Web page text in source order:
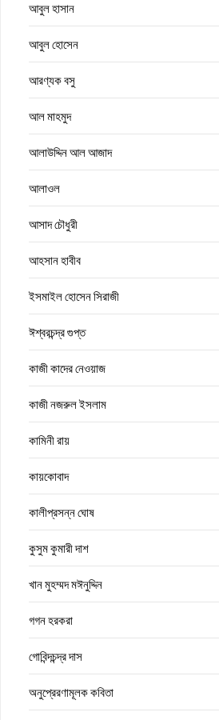
আবুল হাসান
আবুল হোসেন
আরণ্যক বসু
আল মাহমুদ
আলাউদ্দিন আল আজাদ
আলাওল
আসাদ চৌধুরী
আহসান হাবীব
ইসমাইল হোসেন সিরাজী
ঈশ্বরচন্দ্র গুপ্ত
কাজী কাদের নেওয়াজ
কাজী নজরুল ইসলাম
কামিনী রায়
কায়কোবাদ
কালীপ্রসন্ন ঘোষ
কুসুম কুমারী দাশ
খান মুহম্মদ মঈনুদ্দিন
গগন হরকরা
গোবিন্দচন্দ্র দাস
অনুপ্রেরণামূলক কবিতা